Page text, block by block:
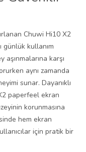
Chuwi Hi10 X2
günlük kullanım
karşı
aynı zamanda
sunar. Dayanıklı
paperfeel ekran
korunmasına
hem ekran
için pratik bir